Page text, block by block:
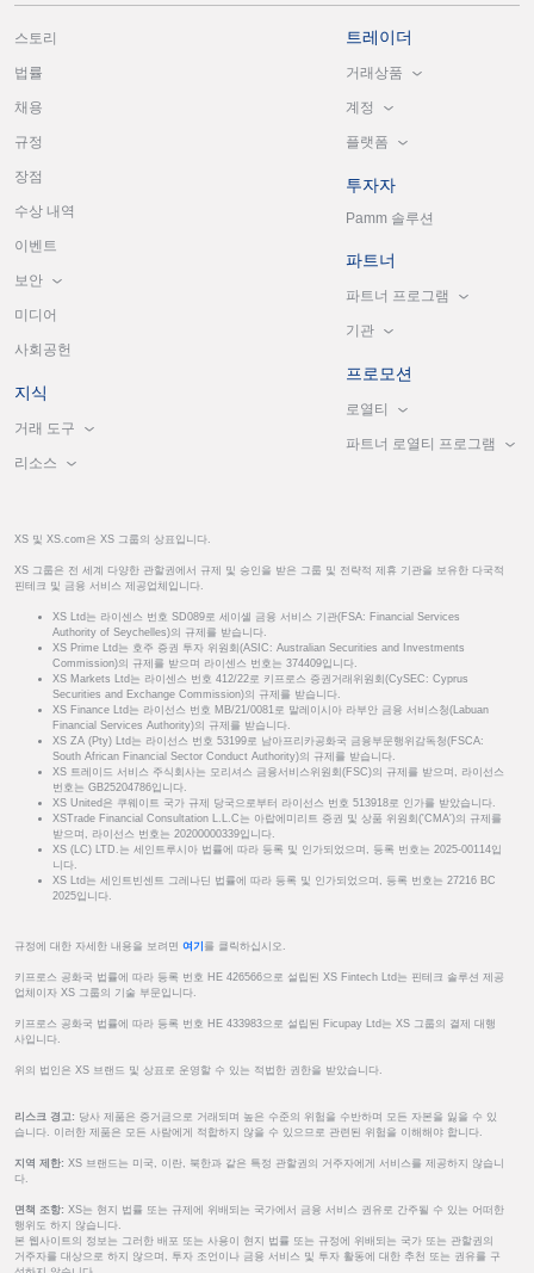
스토리
법률
채용
규정
장점
수상 내역
이벤트
보안
미디어
사회공헌
지식
거래 도구
리소스
트레이더
거래상품
계정
플랫폼
투자자
Pamm 솔루션
파트너
파트너 프로그램
기관
프로모션
로열티
파트너 로열티 프로그램
XS 및 XS.com은 XS 그룹의 상표입니다.
XS 그룹은 전 세계 다양한 관할권에서 규제 및 승인을 받은 그룹 및 전략적 제휴 기관을 보유한 다국적
핀테크 및 금융 서비스 제공업체입니다.
XS Ltd는 라이센스 번호 SD089로 세이셸 금융 서비스 기관(FSA: Financial Services
Authority of Seychelles)의 규제를 받습니다.
XS Prime Ltd는 호주 증권 투자 위원회(ASIC: Australian Securities and Investments
Commission)의 규제를 받으며 라이센스 번호는 374409입니다.
XS Markets Ltd는 라이센스 번호 412/22로 키프로스 증권거래위원회(CySEC: Cyprus
Securities and Exchange Commission)의 규제를 받습니다.
XS Finance Ltd는 라이선스 번호 MB/21/0081로 말레이시아 라부안 금융 서비스청(Labuan
Financial Services Authority)의 규제를 받습니다.
XS ZA (Pty) Ltd는 라이선스 번호 53199로 남아프리카공화국 금융부문행위감독청(FSCA:
South African Financial Sector Conduct Authority)의 규제를 받습니다.
XS 트레이드 서비스 주식회사는 모리셔스 금융서비스위원회(FSC)의 규제를 받으며, 라이선스
번호는 GB25204786입니다.
XS United은 쿠웨이트 국가 규제 당국으로부터 라이선스 번호 513918로 인가를 받았습니다.
XSTrade Financial Consultation L.L.C는 아랍에미리트 증권 및 상품 위원회('CMA')의 규제를
받으며, 라이선스 번호는 20200000339입니다.
XS (LC) LTD.는 세인트루시아 법률에 따라 등록 및 인가되었으며, 등록 번호는 2025-00114입
니다.
XS Ltd는 세인트빈센트 그레나딘 법률에 따라 등록 및 인가되었으며, 등록 번호는 27216 BC
2025입니다.
규정에 대한 자세한 내용을 보려면 여기 를 클릭하십시오.
키프로스 공화국 법률에 따라 등록 번호 HE 426566으로 설립된 XS Fintech Ltd는 핀테크 솔루션 제공
업체이자 XS 그룹의 기술 부문입니다.
키프로스 공화국 법률에 따라 등록 번호 HE 433983으로 설립된 Ficupay Ltd는 XS 그룹의 결제 대행
사입니다.
위의 법인은 XS 브랜드 및 상표로 운영할 수 있는 적법한 권한을 받았습니다.
리스크 경고: 당사 제품은 증거금으로 거래되며 높은 수준의 위험을 수반하며 모든 자본을 잃을 수 있
습니다. 이러한 제품은 모든 사람에게 적합하지 않을 수 있으므로 관련된 위험을 이해해야 합니다.
지역 제한: XS 브랜드는 미국, 이란, 북한과 같은 특정 관할권의 거주자에게 서비스를 제공하지 않습니
다.
면책 조항: XS는 현지 법률 또는 규제에 위배되는 국가에서 금융 서비스 권유로 간주될 수 있는 어떠한
행위도 하지 않습니다.
본 웹사이트의 정보는 그러한 배포 또는 사용이 현지 법률 또는 규정에 위배되는 국가 또는 관할권의
거주자를 대상으로 하지 않으며, 투자 조언이나 금융 서비스 및 투자 활동에 대한 추천 또는 권유를 구